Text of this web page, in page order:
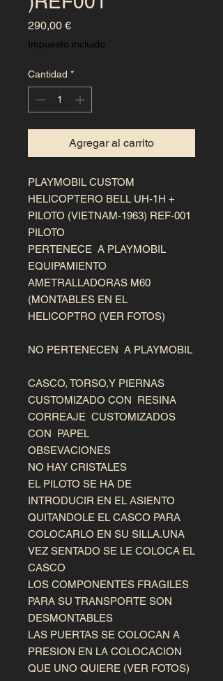
290,00 €Precio
Impuesto incluido
Cantidad *
Agregar al carrito
PLAYMOBIL CUSTOM
HELICOPTERO BELL UH-1H +
PILOTO (VIETNAM-1963) REF-001
PILOTO
PERTENECE A PLAYMOBIL
EQUIPAMIENTO
AMETRALLADORAS M60
(MONTABLES EN EL
HELICOPTRO (VER FOTOS)
NO PERTENECEN A PLAYMOBIL
CASCO, TORSO,Y PIERNAS
CUSTOMIZADO CON RESINA
CORREAJE CUSTOMIZADOS
CON PAPEL
OBSEVACIONES
NO HAY CRISTALES
EL PILOTO SE HA DE
INTRODUCIR EN EL ASIENTO
QUITANDOLE EL CASCO PARA
COLOCARLO EN SU SILLA.UNA
VEZ SENTADO SE LE COLOCA EL
CASCO
LOS COMPONENTES FRAGILES
PARA SU TRANSPORTE SON
DESMONTABLES
LAS PUERTAS SE COLOCAN A
PRESION EN LA COLOCACION
QUE UNO QUIERE (VER FOTOS)